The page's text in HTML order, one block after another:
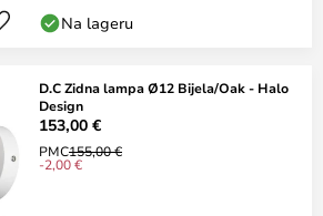
Na lageru
D.C Zidna lampa Ø12 Bijela/Oak - Halo
Design
153,00 €
PMC155,00 €
-2,00 €